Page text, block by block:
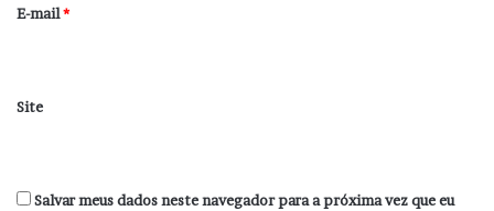
*
E-mail*
Site
Salvar meus dados neste navegador para a próxima vez que eu